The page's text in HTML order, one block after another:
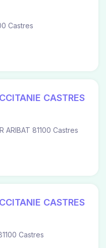
Castres
CASTRES
ARIBAT 81100 Castres
CASTRES
Castres